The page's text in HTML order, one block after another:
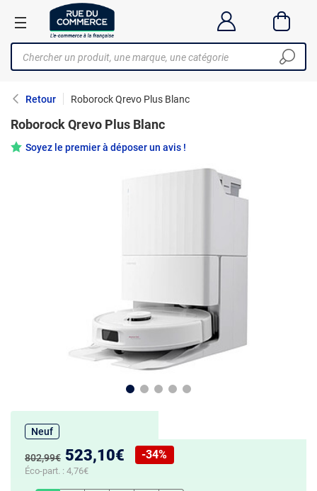
Retour Roborock Qrevo Plus Blanc
Roborock Qrevo Plus Blanc
Soyez le premier à déposer un avis !
Neuf
Ancien prix :
802,99€ Nouveau prix :
523,10€
Réduction de :
-34%
Éco-part. : 4,76€